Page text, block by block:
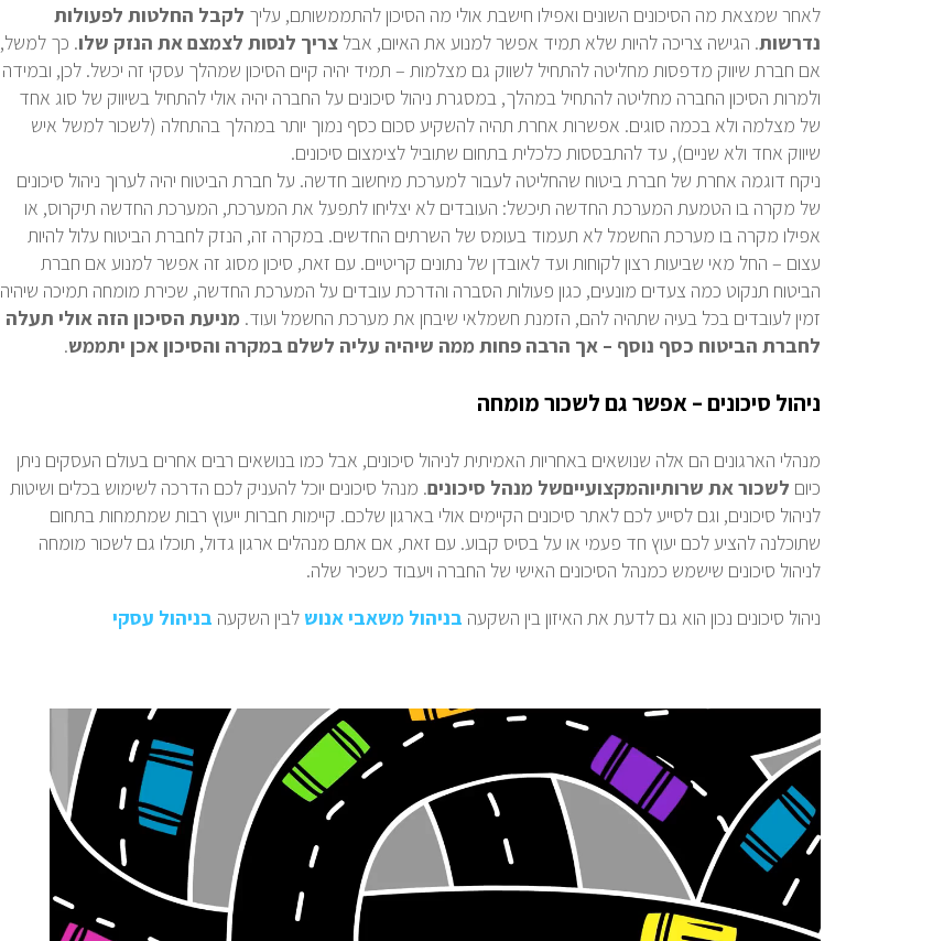
לאחר שמצאת מה הסיכונים השונים ואפילו חישבת אולי מה הסיכון להתממשותם, עליך לקבל החלטות לפעולות
נדרשות. הגישה צריכה להיות שלא תמיד אפשר למנוע את האיום, אבל צריך לנסות לצמצם את הנזק שלו. כך למשל,
אם חברת שיווק מדפסות מחליטה להתחיל לשווק גם מצלמות – תמיד יהיה קיים הסיכון שמהלך עסקי זה יכשל. לכן, ובמידה
ולמרות הסיכון החברה מחליטה להתחיל במהלך, במסגרת ניהול סיכונים על החברה יהיה אולי להתחיל בשיווק של סוג אחד
של מצלמה ולא בכמה סוגים. אפשרות אחרת תהיה להשקיע סכום כסף נמוך יותר במהלך בהתחלה (לשכור למשל איש
שיווק אחד ולא שניים), עד להתבססות כלכלית בתחום שתוביל לצימצום סיכונים.
ניקח דוגמה אחרת של חברת ביטוח שהחליטה לעבור למערכת מיחשוב חדשה. על חברת הביטוח יהיה לערוך ניהול סיכונים
של מקרה בו הטמעת המערכת החדשה תיכשל: העובדים לא יצליחו לתפעל את המערכת, המערכת החדשה תיקרוס, או
אפילו מקרה בו מערכת החשמל לא תעמוד בעומס של השרתים החדשים. במקרה זה, הנזק לחברת הביטוח עלול להיות
עצום – החל מאי שביעות רצון לקוחות ועד לאובדן של נתונים קריטיים. עם זאת, סיכון מסוג זה אפשר למנוע אם חברת
הביטוח תנקוט כמה צעדים מונעים, כגון פעולות הסברה והדרכת עובדים על המערכת החדשה, שכירת מומחה תמיכה שיהיה
זמין לעובדים בכל בעיה שתהיה להם, הזמנת חשמלאי שיבחן את מערכת החשמל ועוד. מניעת הסיכון הזה אולי תעלה
לחברת הביטוח כסף נוסף – אך הרבה פחות ממה שיהיה עליה לשלם במקרה והסיכון אכן יתממש.
ניהול סיכונים – אפשר גם לשכור מומחה
מנהלי הארגונים הם אלה שנושאים באחריות האמיתית לניהול סיכונים, אבל כמו בנושאים רבים אחרים בעולם העסקים ניתן
כיום לשכוראת שרותיוהמקצועייםשל מנהל סיכונים. מנהל סיכונים יוכל להעניק לכם הדרכה לשימוש בכלים ושיטות
לניהול סיכונים, וגם לסייע לכם לאתר סיכונים הקיימים אולי בארגון שלכם. קיימות חברות ייעוץ רבות שמתמחות בתחום
שתוכלנה להציע לכם יעוץ חד פעמי או על בסיס קבוע. עם זאת, אם אתם מנהלים ארגון גדול, תוכלו גם לשכור מומחה
לניהול סיכונים שישמש כמנהל הסיכונים האישי של החברה ויעבוד כשכיר שלה.
ניהול סיכונים נכון הוא גם לדעת את האיזון בין השקעה בניהול משאבי אנושלבין השקעה בניהול עסקי